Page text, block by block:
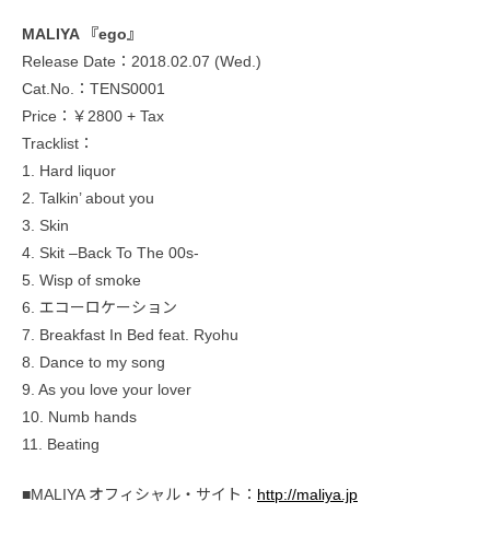
MALIYA 『ego』
Release Date：2018.02.07 (Wed.)
Cat.No.：TENS0001
Price：￥2800 + Tax
Tracklist：
1. Hard liquor
2. Talkin’ about you
3. Skin
4. Skit –Back To The 00s-
5. Wisp of smoke
6. エコーロケーション
7. Breakfast In Bed feat. Ryohu
8. Dance to my song
9. As you love your lover
10. Numb hands
11. Beating
■MALIYA オフィシャル・サイト： http://maliya.jp